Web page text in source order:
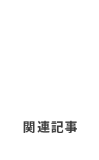
関連記事